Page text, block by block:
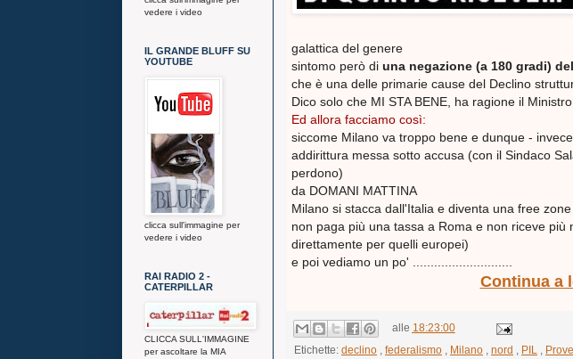
galattica del genere
sintomo però di una negazione (a 180 gradi)
che è una delle primarie cause del Declino
Dico solo che MI STA BENE, ha ragione il
Ed allora facciamo così:
siccome Milano va troppo bene e dunque -
addirittura messa sotto accusa (con il Sindaco
perdono)
da DOMANI MATTINA
Milano si stacca dall'Italia e diventa una free zone
non paga più una tassa a Roma e non riceve
direttamente per quelli europei)
e poi vediamo un po' ............................
Continua a
alle 18:23:00
Etichette: declino federalismo Milano nord PIL
vedere i video
IL GRANDE BLUFF SU
YOUTUBE
clicca sull'immagine per
vedere i video
RAI RADIO 2 -
CATERPILLAR
CLICCA SULL'IMMAGINE
per ascoltare la MIA